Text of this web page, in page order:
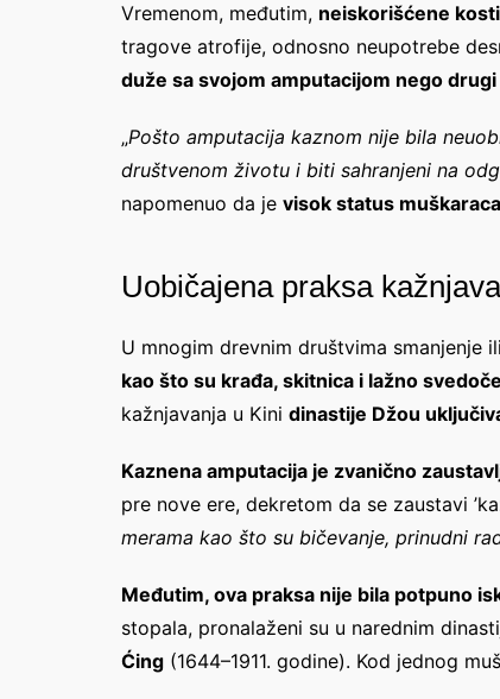
Vremenom, međutim, neiskorišćene
tragove atrofije, odnosno neupotrebe
duže sa svojom amputacijom nego
„Pošto amputacija kaznom nije bila
društvenom životu i biti sahranjeni na
napomenuo da je visok status
Uobičajena praksa
U mnogim drevnim društvima smanjenje
kao što su krađa, skitnica i lažno
kažnjavanja u Kini dinastije Džou
Kaznena amputacija je zvanično
pre nove ere, dekretom da se zaustavi
merama kao što su bičevanje, prinudni
Međutim, ova praksa nije bila potpuno
stopala, pronalaženi su u narednim
Ćing (1644–1911. godine). Kod jednog